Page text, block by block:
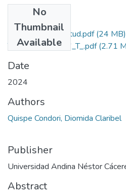
No
Thumbnail
Available
Grado de Similitud.pdf(24 MB)
T036_74206896_T_.pdf(2.71
Date
2024
Authors
Quispe Condori, Diomida Claribel
Publisher
Universidad Andina Néstor
Abstract